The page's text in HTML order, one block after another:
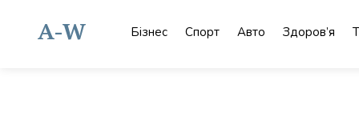
contentA-W Бізнес Спорт Авто Здоров’я